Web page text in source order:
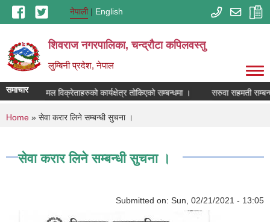
Skip to main contentनेपाली English
शिवराज नगरपालिका, चन्द्राैटा कपिलवस्तु
लुम्बिनी प्रदेश, नेपाल
समाचार
रसायनिक मल विक्रेताहरुको कार्यक्षेत्र तोकिएको सम्बन्धमा । सरुवा सहमती
You are here
Home » सेवा करार लिने सम्बन्धी सुचना ।
सेवा करार लिने सम्बन्धी सुचना ।
Submitted on: Sun, 02/21/2021 - 13:05